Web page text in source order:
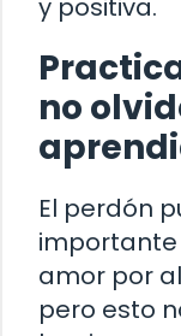
y positiva.
no
El perdón
importante
amor por
pero esto